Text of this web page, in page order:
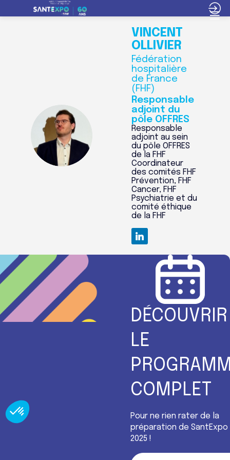
VO
VINCENT
OLLIVIER
Fédération
hospitalière
de France
(FHF)
Responsable
adjoint du
pôle OFFRES
Responsable
adjoint au sein
du pôle OFFRES
de la FHF
Coordinateur
des comités FHF
Prévention, FHF
Cancer, FHF
Psychiatrie et du
comité éthique
de la FHF
DÉCOUVRIR
LE
COMPLET
Pour ne rien rater de la
préparation de SantExpo
2025 !